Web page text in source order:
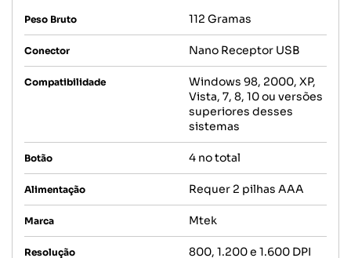
Peso Bruto 112 Gramas
Conector Nano Receptor USB
Compatibilidade
Windows 98, 2000, XP,
Vista, 7, 8, 10 ou versões
superiores desses
sistemas
Botão 4 no total
Alimentação Requer 2 pilhas AAA
Marca Mtek
Resolução 800, 1.200 e 1.600 DPI